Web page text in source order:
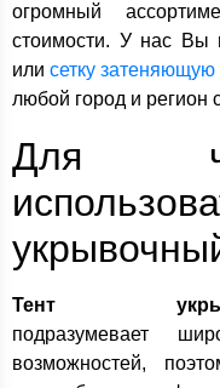
огромный
стоимости. У нас Вы
илисетку затеняющую
любой город и регион
Для
Тент
подразумевает
возможностей,